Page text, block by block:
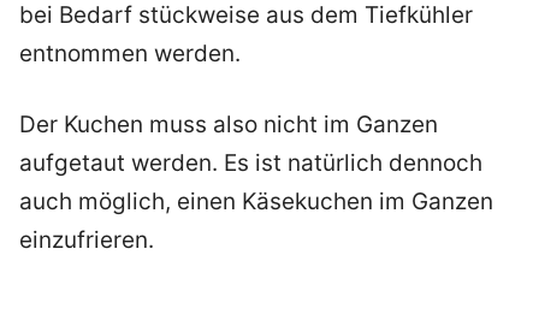
bei Bedarf stückweise aus dem Tiefkühler
entnommen werden.
Der Kuchen muss also nicht im Ganzen
aufgetaut werden. Es ist natürlich dennoch
auch möglich, einen Käsekuchen im Ganzen
einzufrieren.